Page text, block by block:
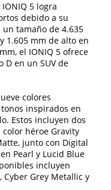
5 logra
debido a su
tamaño de 4.635
1.605 mm de alto en
el IONIQ 5 ofrece
D en un SUV de
colores
inspirados en
Estos incluyen dos
héroe Gravity
junto con Digital
Pearl y Lucid Blue
incluyen
Cyber ​​Grey Metallic y